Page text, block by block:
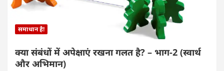
समाधान है!
क्या संबंधों में अपेक्षाएं रखना गलत है? – भाग-2 (स्वार्थ
और अभिमान)